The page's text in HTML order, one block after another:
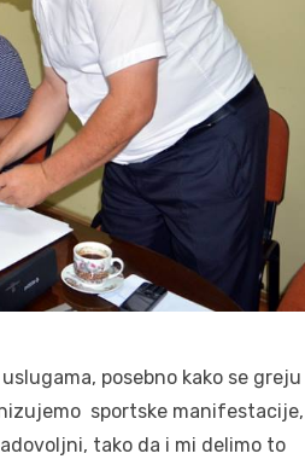
posebno kako se greju
sportske manifestacije,
tako da i mi delimo to